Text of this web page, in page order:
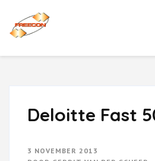
naar
Deloitte Fast
3 NOVEMBER 2013